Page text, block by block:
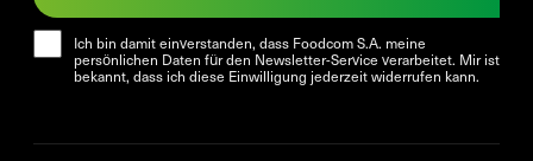
Ich bin damit einverstanden, dass Foodcom S.A. meine
persönlichen Daten für den Newsletter-Service verarbeitet. Mir ist
bekannt, dass ich diese Einwilligung jederzeit widerrufen kann.